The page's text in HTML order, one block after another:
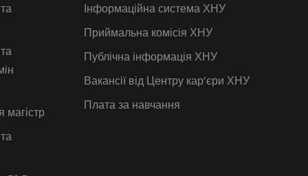
магістр
Інформаційна система ХНУ
Приймальна комісія ХНУ
Публічна інформація ХНУ
Вакансії від Центру кар’єри ХНУ
Плата за навчання